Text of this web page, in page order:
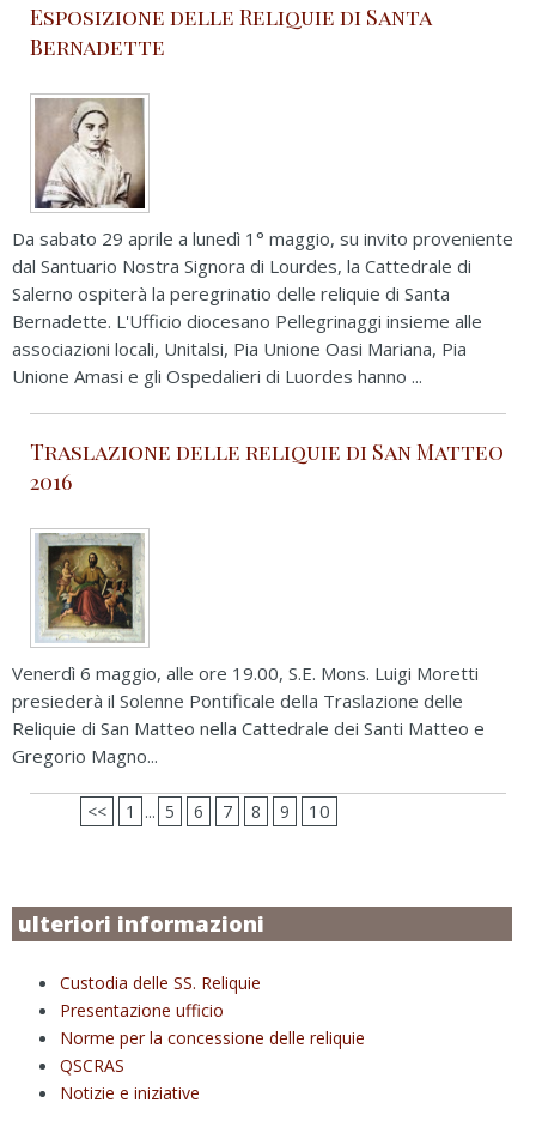
Esposizione delle Reliquie di Santa
Bernadette
Da sabato 29 aprile a lunedì 1° maggio, su invito proveniente
dal Santuario Nostra Signora di Lourdes, la Cattedrale di
Salerno ospiterà la peregrinatio delle reliquie di Santa
Bernadette. L'Ufficio diocesano Pellegrinaggi insieme alle
associazioni locali, Unitalsi, Pia Unione Oasi Mariana, Pia
Unione Amasi e gli Ospedalieri di Luordes hanno ...
Traslazione delle reliquie di San Matteo
2016
Venerdì 6 maggio, alle ore 19.00, S.E. Mons. Luigi Moretti
presiederà il Solenne Pontificale della Traslazione delle
Reliquie di San Matteo nella Cattedrale dei Santi Matteo e
Gregorio Magno...
<< 1 ... 5 6 7 8 9 10
ulteriori informazioni
Custodia delle SS. Reliquie
Presentazione ufficio
Norme per la concessione delle reliquie
QSCRAS
Notizie e iniziative